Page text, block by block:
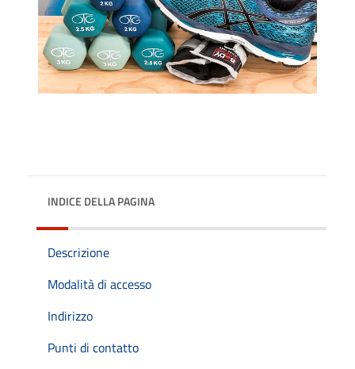
INDICE DELLA PAGINA
Descrizione
Modalità di accesso
Indirizzo
Punti di contatto